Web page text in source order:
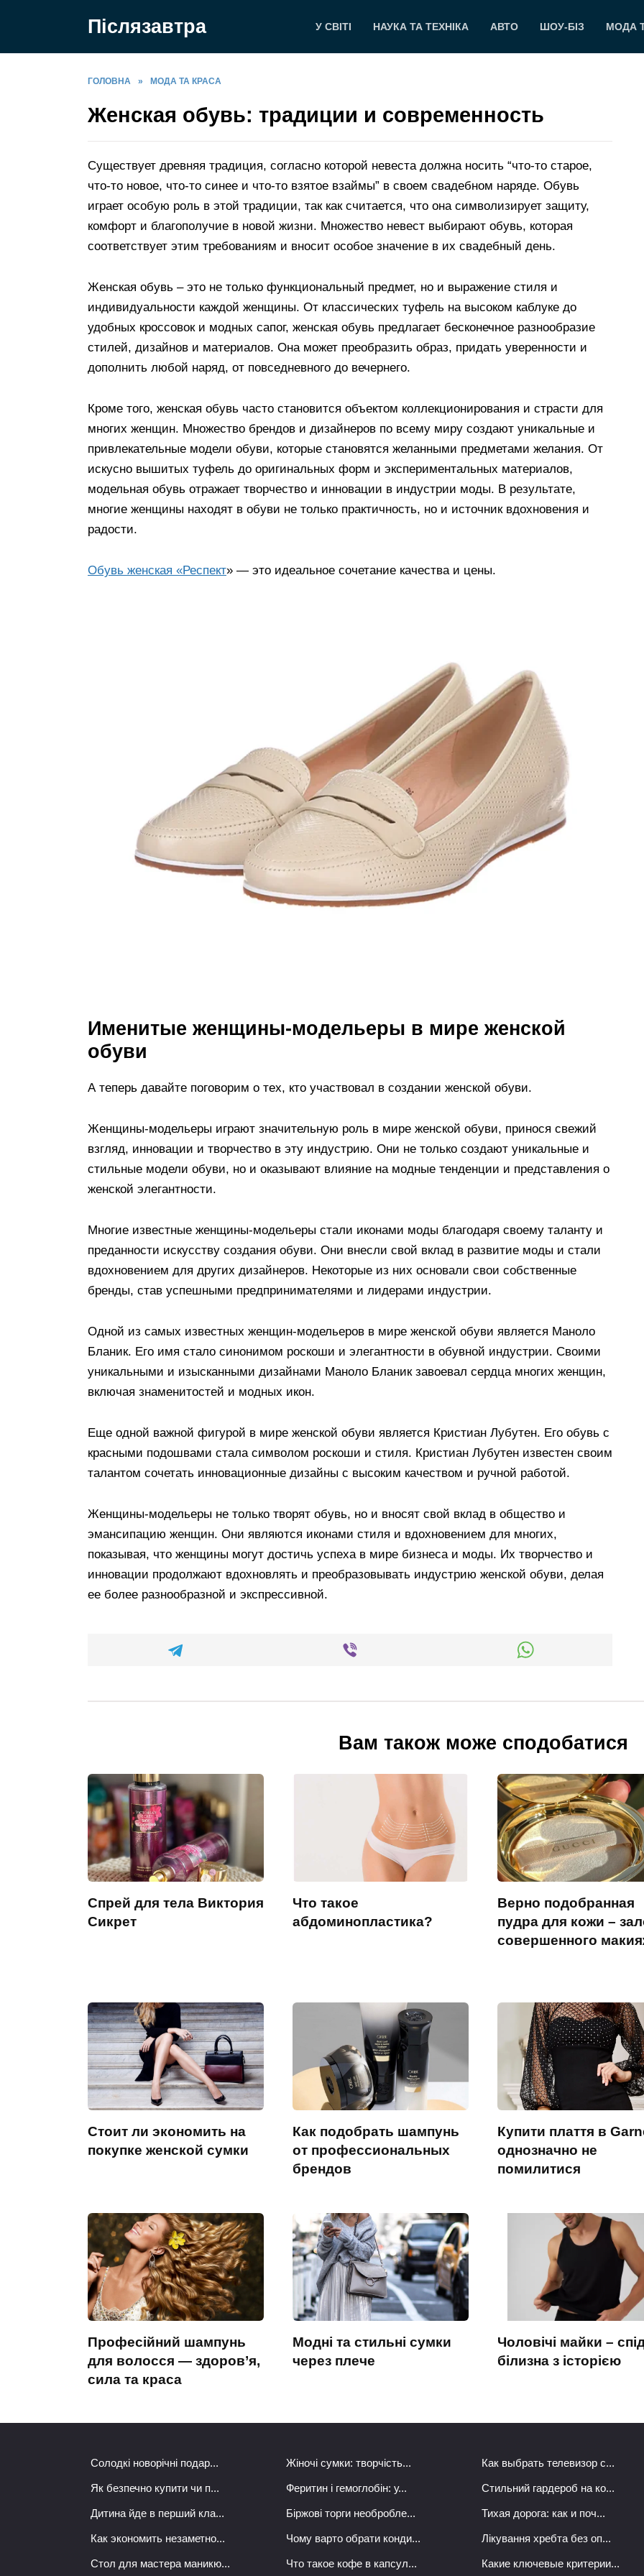
Післязавтра У СВІТІ НАУКА ТА ТЕХНІКА АВТО ШОУ-БІЗ МОДА
ГОЛОВНА » МОДА ТА КРАСА
Женская обувь: традиции и современность
Существует древняя традиция, согласно которой невеста должна носить “что-то старое,
что-то новое, что-то синее и что-то взятое взаймы” в своем свадебном наряде. Обувь
играет особую роль в этой традиции, так как считается, что она символизирует защиту,
комфорт и благополучие в новой жизни. Множество невест выбирают обувь, которая
соответствует этим требованиям и вносит особое значение в их свадебный день.
Женская обувь – это не только функциональный предмет, но и выражение стиля и
индивидуальности каждой женщины. От классических туфель на высоком каблуке до
удобных кроссовок и модных сапог, женская обувь предлагает бесконечное разнообразие
стилей, дизайнов и материалов. Она может преобразить образ, придать уверенности и
дополнить любой наряд, от повседневного до вечернего.
Кроме того, женская обувь часто становится объектом коллекционирования и страсти для
многих женщин. Множество брендов и дизайнеров по всему миру создают уникальные и
привлекательные модели обуви, которые становятся желанными предметами желания. От
искусно вышитых туфель до оригинальных форм и экспериментальных материалов,
модельная обувь отражает творчество и инновации в индустрии моды. В результате,
многие женщины находят в обуви не только практичность, но и источник вдохновения и
радости.
Обувь женская «Респект» — это идеальное сочетание качества и цены.
Именитые женщины-модельеры в мире женской
обуви
А теперь давайте поговорим о тех, кто участвовал в создании женской обуви.
Женщины-модельеры играют значительную роль в мире женской обуви, принося свежий
взгляд, инновации и творчество в эту индустрию. Они не только создают уникальные и
стильные модели обуви, но и оказывают влияние на модные тенденции и представления о
женской элегантности.
Многие известные женщины-модельеры стали иконами моды благодаря своему таланту и
преданности искусству создания обуви. Они внесли свой вклад в развитие моды и стали
вдохновением для других дизайнеров. Некоторые из них основали свои собственные
бренды, став успешными предпринимателями и лидерами индустрии.
Одной из самых известных женщин-модельеров в мире женской обуви является Маноло
Бланик. Его имя стало синонимом роскоши и элегантности в обувной индустрии. Своими
уникальными и изысканными дизайнами Маноло Бланик завоевал сердца многих женщин,
включая знаменитостей и модных икон.
Еще одной важной фигурой в мире женской обуви является Кристиан Лубутен. Его обувь с
красными подошвами стала символом роскоши и стиля. Кристиан Лубутен известен своим
талантом сочетать инновационные дизайны с высоким качеством и ручной работой.
Женщины-модельеры не только творят обувь, но и вносят свой вклад в общество и
эмансипацию женщин. Они являются иконами стиля и вдохновением для многих,
показывая, что женщины могут достичь успеха в мире бизнеса и моды. Их творчество и
инновации продолжают вдохновлять и преобразовывать индустрию женской обуви, делая
ее более разнообразной и экспрессивной.
Вам також може сподобатися
Спрей для тела Виктория
Сикрет
Что такое
абдоминопластика?
Верно подобранная
пудра для кожи –
совершенного
Стоит ли экономить на
покупке женской сумки
Как подобрать шампунь
от профессиональных
брендов
Купити плаття в
однозначно не
помилитися
Професійний шампунь
для волосся — здоров’я,
сила та краса
Модні та стильні сумки
через плече
Чоловічі майки –
білизна з історією
Солодкі новорічні подар... Жіночі сумки: творчість... Как выбрать телевизор с...
Як безпечно купити чи п... Феритин і гемоглобін: у... Стильний гардероб на ко...
Дитина йде в перший кла... Біржові торги необробле... Тихая дорога: как и поч...
Как экономить незаметно... Чому варто обрати конди... Лікування хребта без оп...
Стол для мастера маникю... Что такое кофе в капсул... Какие ключевые критерии...